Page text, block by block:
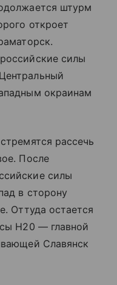
штурм
откроет
силы
окраинам
рассечь
После
силы
в сторону
Оттуда остается
Н20 — главной
Славянск